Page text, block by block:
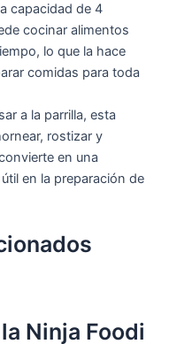
capacidad de 4
cocinar alimentos
lo que la hace
comidas para toda
a la parrilla, esta
rostizar y
en una
en la preparación de
Ninja Foodi